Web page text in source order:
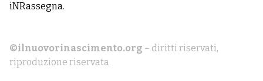
iNRassegna.
©ilnuovorinascimento.org – diritti riservati,
riproduzione riservata